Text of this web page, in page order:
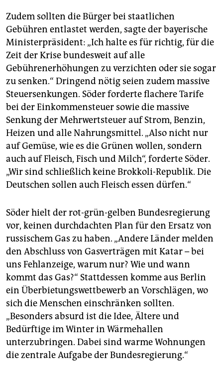
Zudem sollten die Bürger bei staatlichen
Gebühren entlastet werden, sagte der bayerische
Ministerpräsident: „Ich halte es für richtig, für die
Zeit der Krise bundesweit auf alle
Gebührenerhöhungen zu verzichten oder sie sogar
zu senken.“ Dringend nötig seien zudem massive
Steuersenkungen. Söder forderte flachere Tarife
bei der Einkommensteuer sowie die massive
Senkung der Mehrwertsteuer auf Strom, Benzin,
Heizen und alle Nahrungsmittel. „Also nicht nur
auf Gemüse, wie es die Grünen wollen, sondern
auch auf Fleisch, Fisch und Milch“, forderte Söder.
„Wir sind schließlich keine Brokkoli-Republik. Die
Deutschen sollen auch Fleisch essen dürfen.“
Söder hielt der rot-grün-gelben Bundesregierung
vor, keinen durchdachten Plan für den Ersatz von
russischem Gas zu haben. „Andere Länder melden
den Abschluss von Gasverträgen mit Katar – bei
uns Fehlanzeige, warum nur? Wie und wann
kommt das Gas?“ Stattdessen komme aus Berlin
ein Überbietungswettbewerb an Vorschlägen, wo
sich die Menschen einschränken sollten.
„Besonders absurd ist die Idee, Ältere und
Bedürftige im Winter in Wärmehallen
unterzubringen. Dabei sind warme Wohnungen
die zentrale Aufgabe der Bundesregierung.“